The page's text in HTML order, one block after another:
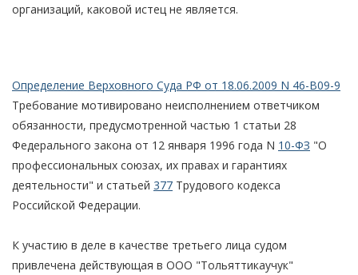
организаций, каковой истец не является.
Определение Верховного Суда РФ от 18.06.2009 N 46-В09-9
Требование мотивировано неисполнением ответчиком
обязанности, предусмотренной частью 1 статьи 28
Федерального закона от 12 января 1996 года N 10-ФЗ "О
профессиональных союзах, их правах и гарантиях
деятельности" и статьей 377 Трудового кодекса
Российской Федерации.
К участию в деле в качестве третьего лица судом
привлечена действующая в ООО "Тольяттикаучук"